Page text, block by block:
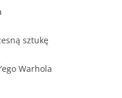
sztukę
Warhola